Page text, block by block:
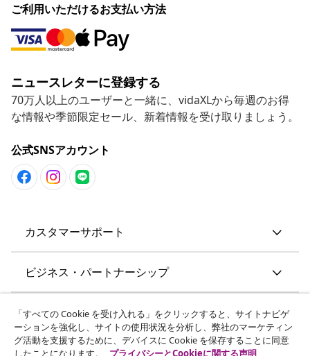
ご利用いただけるお支払い方法
ニュースレターに登録する
70万人以上のユーザーと一緒に、vidaXLから毎週のお得
な情報や季節限定セール、新着情報を受け取りましょう。
公式SNSアカウント
カスタマーサポート
ビジネス・パートナーシップ
vidaXL
その他の情報
「すべての Cookie を受け入れる」をクリックすると、サイトナビゲ
ーションを強化し、サイトの使用状況を分析し、弊社のマーケティン
グ活動を支援するために、デバイスに Cookie を保存することに同意
したことになります。
プライバシーとCookieに関する声明